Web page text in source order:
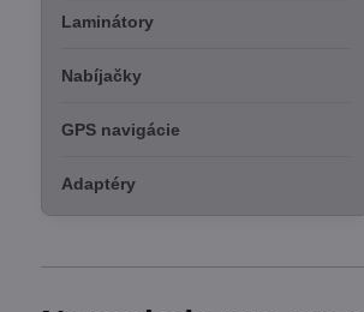
Laminátory
Nabíjačky
GPS navigácie
Adaptéry